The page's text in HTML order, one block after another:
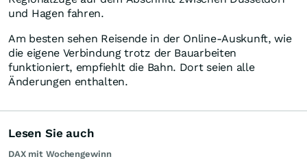
und Hagen fahren.
Am besten sehen Reisende in der Online-Auskunft, wie
die eigene Verbindung trotz der Bauarbeiten
funktioniert, empfiehlt die Bahn. Dort seien alle
Änderungen enthalten.
Lesen Sie auch
DAX mit Wochengewinn